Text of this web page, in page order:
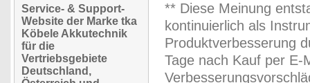
Service- & Support-
Website der Marke tka
Köbele Akkutechnik
für die
Vertriebsgebiete
Deutschland,
** Diese Meinung
kontinuierlich als
Produktverbesserung
Tage nach Kauf per E-